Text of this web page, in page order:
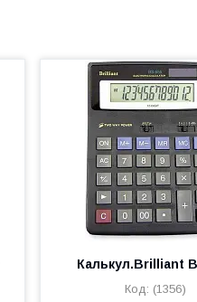
Калькул.Brilliant
(1356)